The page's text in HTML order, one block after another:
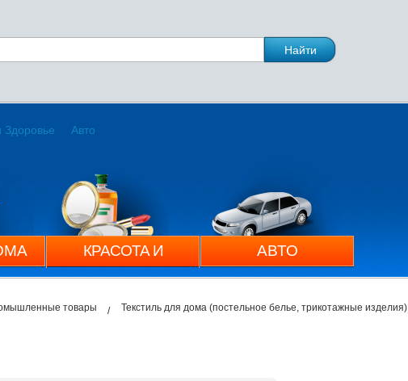
Здоровье Авто
КРАСОТА И
ЗДОРОВЬЕ
АВТО
товары Текстиль для дома (постельное белье, трикотажные изделия)